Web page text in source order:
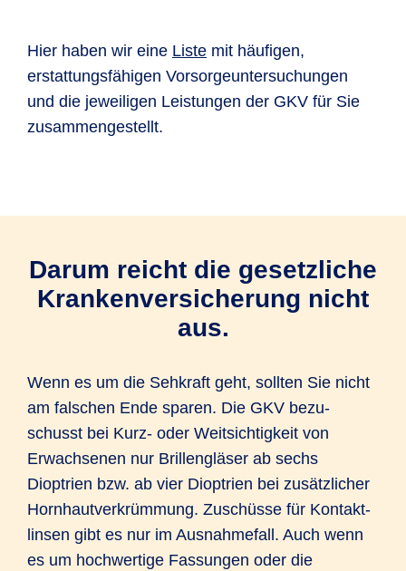
Hier haben wir eine Liste mit häufigen,
erstattungsfähigen Vorsorgeuntersuchungen
und die jeweiligen Leistungen der GKV für Sie
zusammengestellt.
Darum reicht die gesetzliche
Krankenversicherung nicht
aus.
Wenn es um die Sehkraft geht, sollten Sie nicht
am falschen Ende sparen. Die GKV bezu­
schusst bei Kurz- oder Weit­sichtigkeit von
Erwach­senen nur Brillen­gläser ab sechs
Dioptrien bzw. ab vier Dioptrien bei zusätz­licher
Horn­haut­ver­krüm­mung. Zuschüsse für Kontakt­
linsen gibt es nur im Ausnahme­fall. Auch wenn
es um hochwertige Fassungen oder die